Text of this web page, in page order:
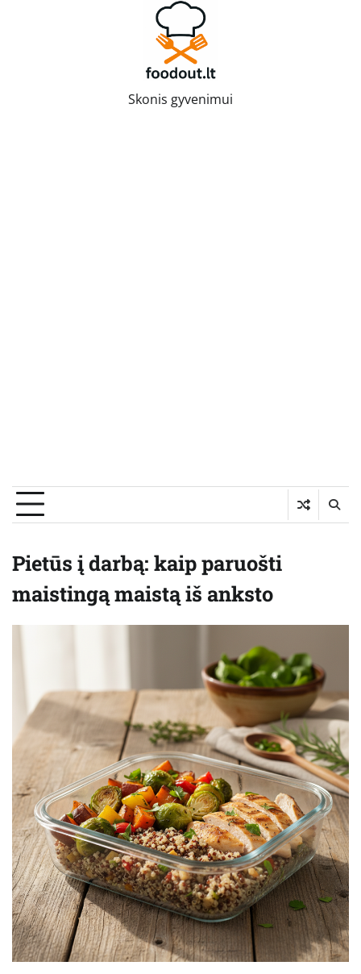
Skonis gyvenimui
Pietūs į darbą: kaip paruošti
maistingą maistą iš anksto